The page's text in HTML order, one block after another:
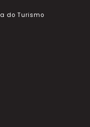
do Turismo